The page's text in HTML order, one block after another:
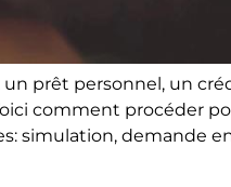
prêt personnel, un
comment procéder
simulation, demande